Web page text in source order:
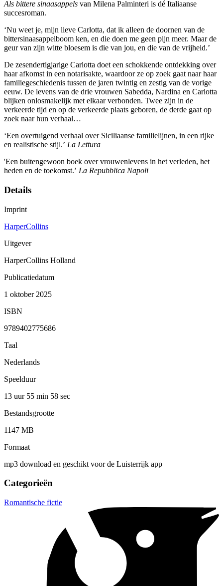
Als bittere sinaasappels van Milena Palminteri is dé Italiaanse
succesroman.
‘Nu weet je, mijn lieve Carlotta, dat ik alleen de doornen van de
bittersinaasappelboom ken, en die doen me geen pijn meer. Maar de
geur van zijn witte bloesem is die van jou, en die van de vrijheid.’
De zesendertigjarige Carlotta doet een schokkende ont­dekking over
haar afkomst in een notarisakte, waardoor ze op zoek gaat naar haar
familiegeschiedenis tussen de jaren twintig en zestig van de vorige
eeuw. De levens van de drie vrouwen Sabedda, Nardina en Carlotta
blijken onlosmake­lijk met elkaar verbonden. Twee zijn in de
verkeerde tijd en op de verkeerde plaats geboren, de derde gaat op
zoek naar hun verhaal…
‘Een overtuigend verhaal over Siciliaanse familielijnen, in een rijke
en realistische stijl.’ La Lettura
'Een buitengewoon boek over vrouwenlevens in het verleden, het
heden en de toekomst.’ La Repubblica Napoli
Details
Imprint
HarperCollins
Uitgever
HarperCollins Holland
Publicatiedatum
1 oktober 2025
ISBN
9789402775686
Taal
Nederlands
Speelduur
13 uur 55 min 58 sec
Bestandsgrootte
1147 MB
Formaat
mp3 download en geschikt voor de Luisterrijk app
Categorieën
Romantische fictie